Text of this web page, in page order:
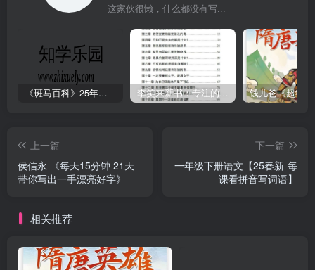
这家伙很懒，什么都没有写...
《斑马百科》25年最新30科全套高清视频 李笑来新书：专注的真相 [PDF]
上一篇
侯信永 《每天15分钟 21天
带你写出一手漂亮好字》
下一篇
一年级下册语文【25春新-每
课看拼音写词语】
相关推荐